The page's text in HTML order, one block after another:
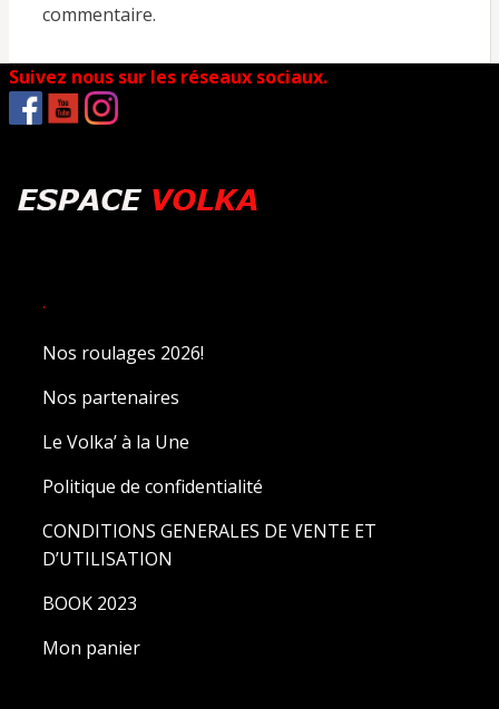
commentaire.
Suivez nous sur les réseaux sociaux.
.
Nos roulages 2026!
Nos partenaires
Le Volka’ à la Une
Politique de confidentialité
CONDITIONS GENERALES DE VENTE ET
D’UTILISATION
BOOK 2023
Mon panier